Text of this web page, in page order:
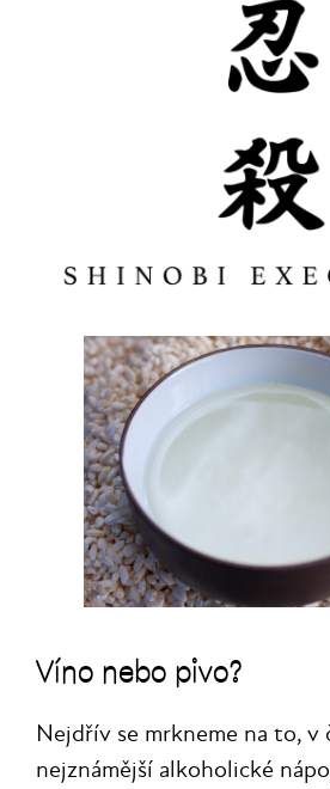
Víno nebo pivo?
Nejdřív se mrkneme na to, v
nejznámější alkoholické